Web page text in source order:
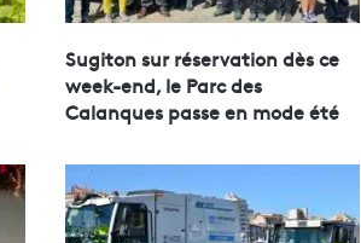
Sugiton sur réservation dès ce
week-end, le Parc des
Calanques passe en mode été